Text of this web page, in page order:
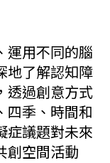
運用不同的腦
地了解認知障
透過創意方式
四季、時間和
症議題對未來
創空間活動